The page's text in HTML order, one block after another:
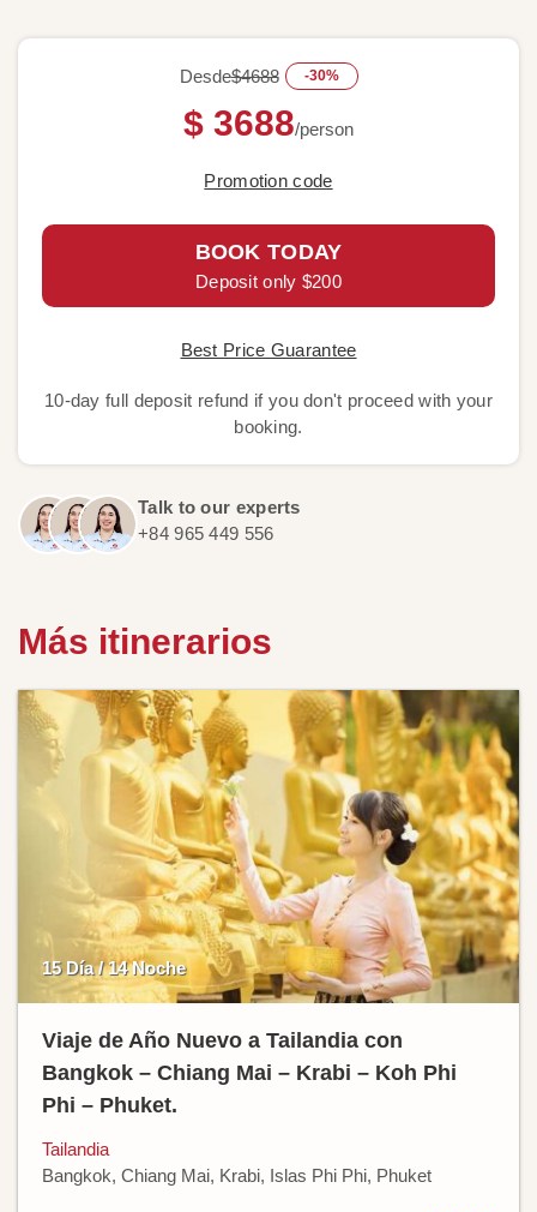
Desde$4688 -30%
$ 3688/person
Promotion code
BOOK TODAY
Deposit only $200
Best Price Guarantee
10-day full deposit refund if you don't proceed with your
booking.
Talk to our experts
+84 965 449 556
Más itinerarios
15 Día / 14 Noche
Viaje de Año Nuevo a Tailandia con
Bangkok – Chiang Mai – Krabi – Koh Phi
Phi – Phuket.
Tailandia
Bangkok, Chiang Mai, Krabi, Islas Phi Phi, Phuket